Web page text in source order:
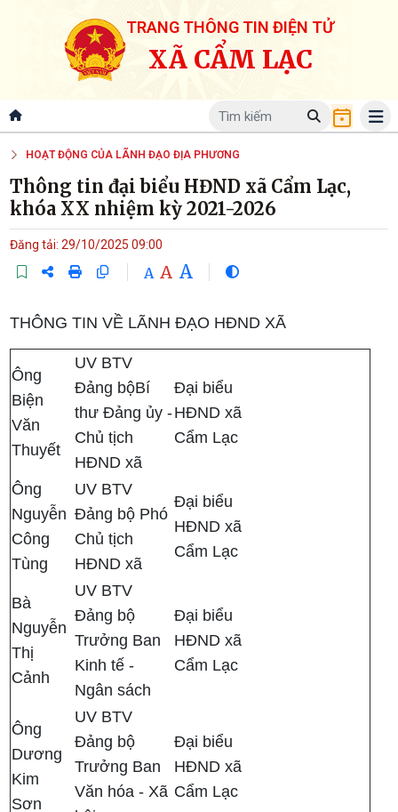
TRANG THÔNG TIN ĐIỆN TỬ
XÃ CẨM LẠC
HOẠT ĐỘNG CỦA LÃNH ĐẠO ĐỊA PHƯƠNG
Thông tin đại biểu HĐND xã Cẩm Lạc,
khóa XX nhiệm kỳ 2021-2026
Đăng tải: 29/10/2025 09:00
A A A
THÔNG TIN VỀ LÃNH ĐẠO HĐND XÃ
Ông
Biện
Văn
Thuyết
UV BTV
Đảng bộBí
thư Đảng ủy -
Chủ tịch
HĐND xã
Đại biểu
HĐND xã
Cẩm Lạc
Ông
Nguyễn
Công
Tùng
UV BTV
Đảng bộ Phó
Chủ tịch
HĐND xã
Đại biểu
HĐND xã
Cẩm Lạc
Bà
Nguyễn
Thị
Cảnh
UV BTV
Đảng bộ
Trưởng Ban
Kinh tế -
Ngân sách
Đại biểu
HĐND xã
Cẩm Lạc
Ông
Dương
Kim
Sơn
UV BTV
Đảng bộ
Trưởng Ban
Văn hóa - Xã
Đại biểu
HĐND xã
Cẩm Lạc